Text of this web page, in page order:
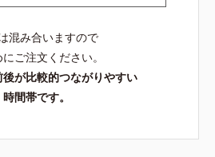
混み合いますので
ご注文ください。
が比較的つながりやすい
時間帯です。